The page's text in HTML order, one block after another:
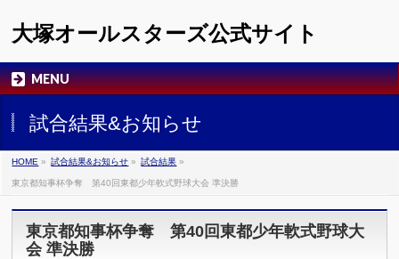
大塚オールスターズ公式サイト
MENU
試合結果&お知らせ
HOME » 試合結果&お知らせ » 試合結果 »
東京都知事杯争奪 第40回東都少年軟式野球大会 準決勝
東京都知事杯争奪 第40回東都少年軟式野球大
会 準決勝